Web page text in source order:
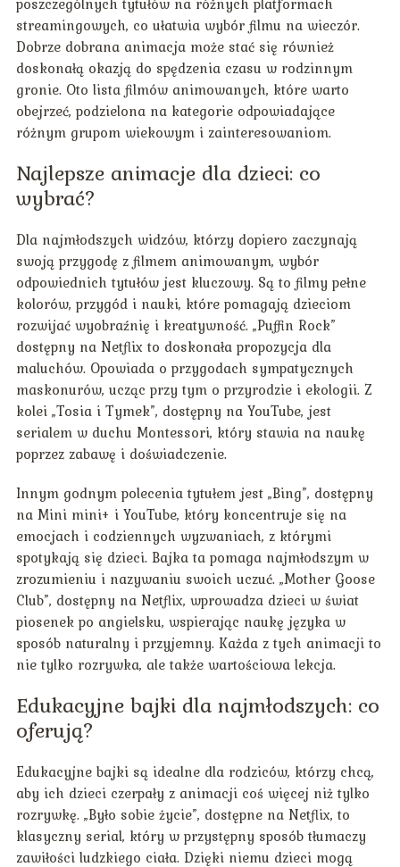
streamingowych, co ułatwia wybór filmu na wieczór.
Dobrze dobrana animacja może stać się również
doskonałą okazją do spędzenia czasu w rodzinnym
gronie. Oto lista filmów animowanych, które warto
obejrzeć, podzielona na kategorie odpowiadające
różnym grupom wiekowym i zainteresowaniom.
Najlepsze animacje dla dzieci: co
wybrać?
Dla najmłodszych widzów, którzy dopiero zaczynają
swoją przygodę z filmem animowanym, wybór
odpowiednich tytułów jest kluczowy. Są to filmy pełne
kolorów, przygód i nauki, które pomagają dzieciom
rozwijać wyobraźnię i kreatywność. „Puffin Rock”
dostępny na Netflix to doskonała propozycja dla
maluchów. Opowiada o przygodach sympatycznych
maskonurów, ucząc przy tym o przyrodzie i ekologii. Z
kolei „Tosia i Tymek”, dostępny na YouTube, jest
serialem w duchu Montessori, który stawia na naukę
poprzez zabawę i doświadczenie.
Innym godnym polecenia tytułem jest „Bing”, dostępny
na Mini mini+ i YouTube, który koncentruje się na
emocjach i codziennych wyzwaniach, z którymi
spotykają się dzieci. Bajka ta pomaga najmłodszym w
zrozumieniu i nazywaniu swoich uczuć. „Mother Goose
Club”, dostępny na Netflix, wprowadza dzieci w świat
piosenek po angielsku, wspierając naukę języka w
sposób naturalny i przyjemny. Każda z tych animacji to
nie tylko rozrywka, ale także wartościowa lekcja.
Edukacyjne bajki dla najmłodszych: co
oferują?
Edukacyjne bajki są idealne dla rodziców, którzy chcą,
aby ich dzieci czerpały z animacji coś więcej niż tylko
rozrywkę. „Było sobie życie”, dostępne na Netflix, to
klasyczny serial, który w przystępny sposób tłumaczy
zawiłości ludzkiego ciała. Dzięki niemu dzieci mogą